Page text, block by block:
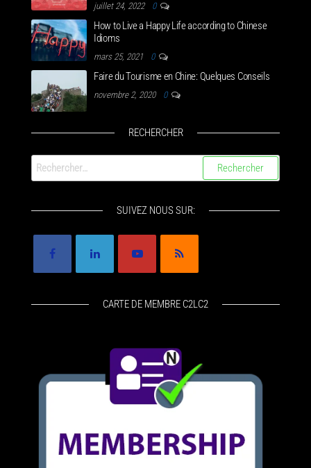
juillet 24, 2022 0
How to Live a Happy Life according to Chinese
Idioms
mars 25, 2021 0
Faire du Tourisme en Chine: Quelques Conseils
novembre 2, 2020 0
RECHERCHER
SUIVEZ NOUS SUR:
CARTE DE MEMBRE C2LC2